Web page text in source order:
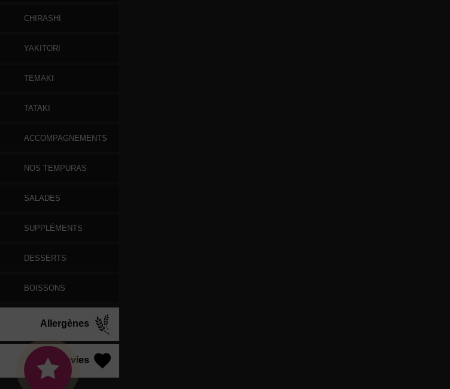
CHIRASHI
YAKITORI
TEMAKI
TATAKI
ACCOMPAGNEMENTS
NOS TEMPURAS
SALADES
SUPPLÉMENTS
DESSERTS
BOISSONS
Allergènes
Vos Envies